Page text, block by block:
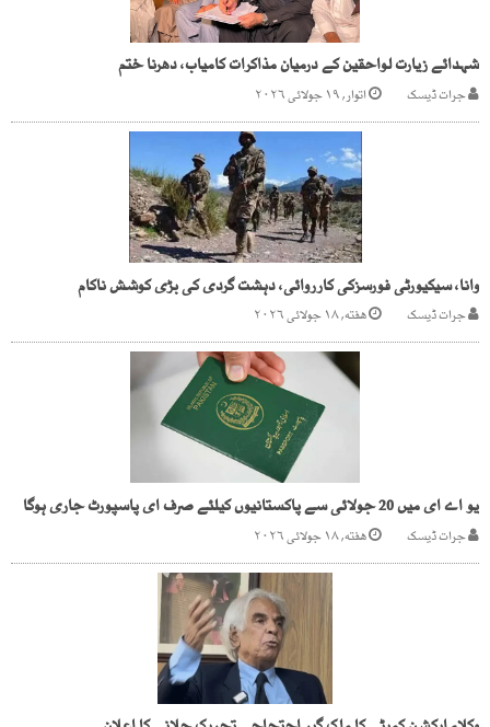
شہدائے زیارت لواحقین کے درمیان مذاکرات کامیاب، دھرنا ختم
جرات ڈیسک اتوار, ۱۹ جولائی ۲۰۲۶
وانا، سیکیورٹی فورسزکی کارروائی، دہشت گردی کی بڑی کوشش ناکام
جرات ڈیسک هفته, ۱۸ جولائی ۲۰۲۶
یو اے ای میں 20 جولائی سے پاکستانیوں کیلئے صرف ای پاسپورٹ جاری ہوگا
جرات ڈیسک هفته, ۱۸ جولائی ۲۰۲۶